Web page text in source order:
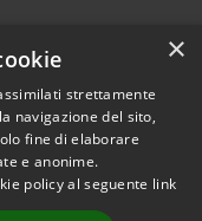
© 2026 • Comune di
Clusone • Powered by
×
strettamente
navigazione del sito,
fine di elaborare
e anonime.
policy al seguente link